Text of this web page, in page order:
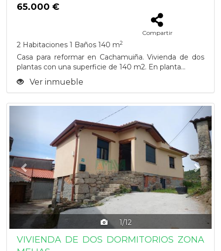
65.000 €
Compartir
2 Habitaciones 1 Baños 140 m2
Casa para reformar en Cachamuiña. Vivienda de dos
plantas con una superficie de 140 m2. En planta...
Ver inmueble
1/12
Next
VIVIENDA DE DOS DORMITORIOS ZONA